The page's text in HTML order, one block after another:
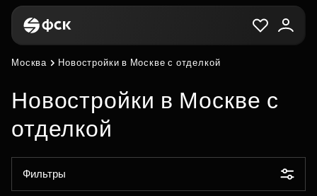
Москва Новостройки в Москве с отделкой
Новостройки в Москве с
отделкой
Фильтры